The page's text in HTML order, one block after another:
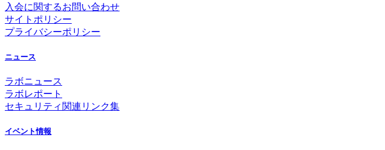
入会に関するお問い合わせ
サイトポリシー
プライバシーポリシー
ニュース
ラボニュース
ラボレポート
セキュリティ関連リンク集
イベント情報